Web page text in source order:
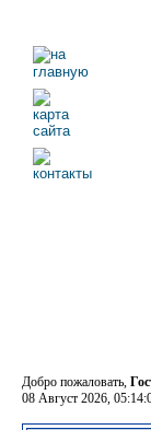
Добро пожаловать,
08 Август 2026,